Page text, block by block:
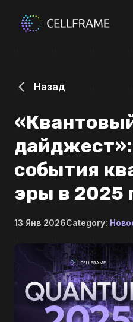
Назад
события
эры в 2025
13 Янв 2026Category: